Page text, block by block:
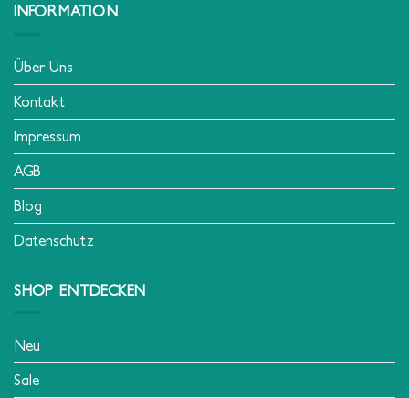
INFORMATION
Über Uns
Kontakt
Impressum
AGB
Blog
Datenschutz
SHOP ENTDECKEN
Neu
Sale